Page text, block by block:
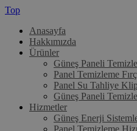
Top
Anasayfa
Hakkımızda
Ürünler
Güneş Paneli
Panel Temizleme
Panel Su Tahliye
Güneş Paneli
Hizmetler
Güneş Enerji
Panel Temizleme